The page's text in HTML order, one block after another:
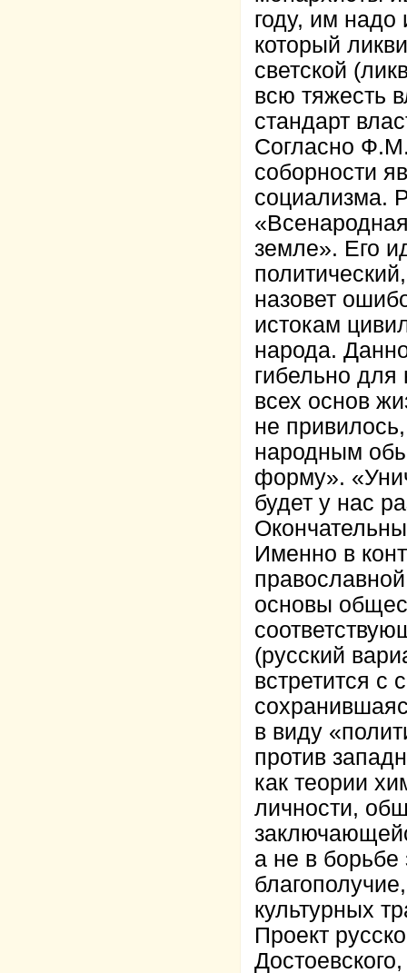
году, им надо
который
светской
всю тяжесть
стандарт
Согласно
соборности
социализма.
земле». Его
назовет
истокам
народа.
гибельно для
всех основ
не
народным
форму».
будет у нас
Именно в
основы
(русский
встретится
в виду
против
как теории
личности,
а не в
культурных
Проект